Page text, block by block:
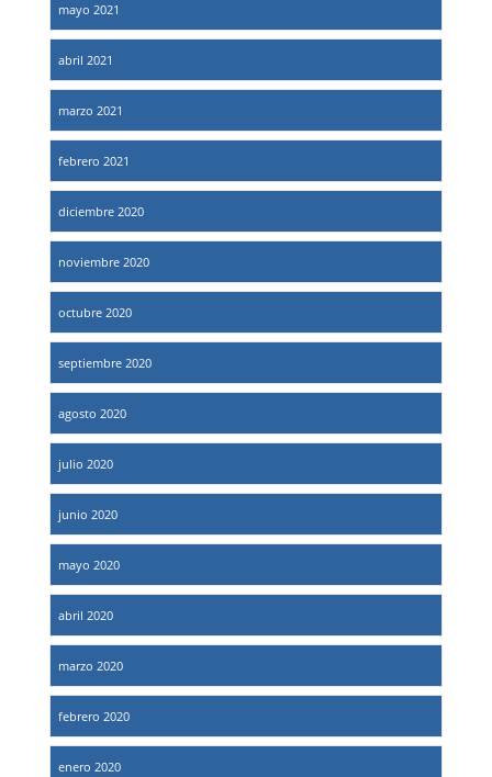
mayo 2021
abril 2021
marzo 2021
febrero 2021
diciembre 2020
noviembre 2020
octubre 2020
septiembre 2020
agosto 2020
julio 2020
junio 2020
mayo 2020
abril 2020
marzo 2020
febrero 2020
enero 2020